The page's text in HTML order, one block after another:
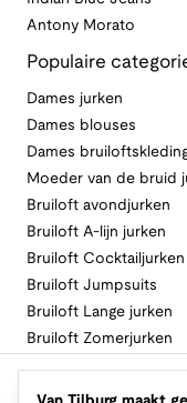
Antony Morato
Populaire
Dames jurken
Dames blouses
Dames
Moeder van de bruid
Bruiloft avondjurken
Bruiloft A-lijn jurken
Bruiloft Cocktailjurken
Bruiloft Jumpsuits
Bruiloft Lange jurken
Bruiloft Zomerjurken
Volg Van Tilburg